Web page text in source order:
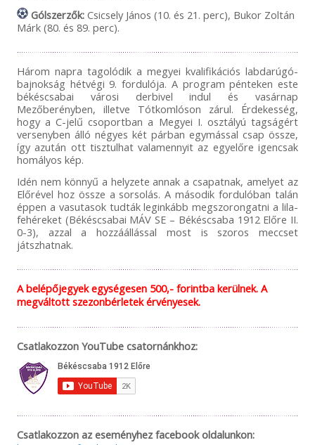
Gólszerzők:Csicsely János (10. és 21. perc), Bukor Zoltán
Márk (80. és 89. perc).
Három napra tagolódik a megyei kvalifikációs labdarúgó-
bajnokság hétvégi 9. fordulója. A program pénteken este
békéscsabai városi derbivel indul és vasárnap
Mezőberényben, illetve Tótkomlóson zárul. Érdekesség,
hogy a C-jelű csoportban a Megyei I. osztályú tagságért
versenyben álló négyes két párban egymással csap össze,
így azután ott tisztulhat valamennyit az egyelőre igencsak
homályos kép.
Idén nem könnyű a helyzete annak a csapatnak, amelyet az
Előrével hoz össze a sorsolás. A második fordulóban talán
éppen a vasutasok tudták leginkább megszorongatni a lila-
fehéreket (Békéscsabai MÁV SE – Békéscsaba 1912 Előre II.
0-3), azzal a hozzáállással most is szoros meccset
játszhatnak.
A belépőjegyek egységesen 500,- forintba kerülnek. A
megváltott szezonbérletek érvényesek.
Csatlakozzon YouTube csatornánkhoz:
Csatlakozzon az eseményhez facebook oldalunkon: